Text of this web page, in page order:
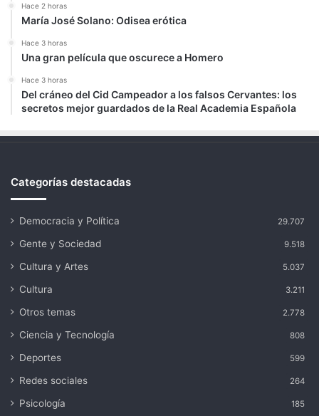
Hace 2 horas
María José Solano: Odisea erótica
Hace 3 horas
Una gran película que oscurece a Homero
Hace 3 horas
Del cráneo del Cid Campeador a los falsos Cervantes: los
secretos mejor guardados de la Real Academia Española
Categorías destacadas
Democracia y Política 29.707
Gente y Sociedad 9.518
Cultura y Artes 5.037
Cultura 3.211
Otros temas 2.778
Ciencia y Tecnología 808
Deportes 599
Redes sociales 264
Psicología 185